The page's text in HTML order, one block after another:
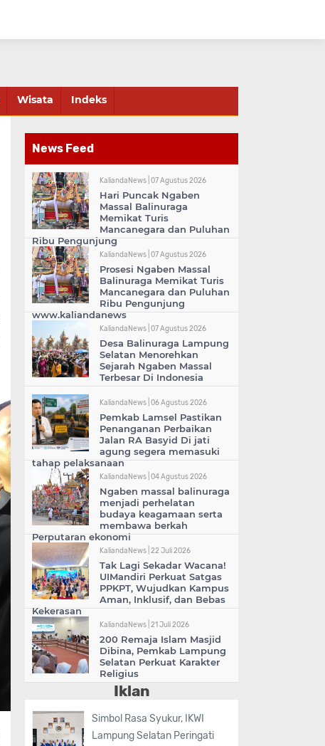
Wisata Indeks
News Feed
KaliandaNews | 07 Agustus 2026
Hari Puncak Ngaben
Massal Balinuraga
Memikat Turis
Mancanegara dan Puluhan
Ribu Pengunjung
KaliandaNews | 07 Agustus 2026
Prosesi Ngaben Massal
Balinuraga Memikat Turis
Mancanegara dan Puluhan
Ribu Pengunjung
www.kaliandanews
KaliandaNews | 07 Agustus 2026
Desa Balinuraga Lampung
Selatan Menorehkan
Sejarah Ngaben Massal
Terbesar Di Indonesia
KaliandaNews | 06 Agustus 2026
Pemkab Lamsel Pastikan
Penanganan Perbaikan
Jalan RA Basyid Di jati
agung segera memasuki
tahap pelaksanaan
KaliandaNews | 04 Agustus 2026
Ngaben massal balinuraga
menjadi perhelatan
budaya keagamaan serta
membawa berkah
Perputaran ekonomi
KaliandaNews | 22 Juli 2026
Tak Lagi Sekadar Wacana!
UIMandiri Perkuat Satgas
PPKPT, Wujudkan Kampus
Aman, Inklusif, dan Bebas
Kekerasan
KaliandaNews | 21 Juli 2026
200 Remaja Islam Masjid
Dibina, Pemkab Lampung
Selatan Perkuat Karakter
Religius
Iklan
Simbol Rasa Syukur, IKWI
Lampung Selatan Peringati